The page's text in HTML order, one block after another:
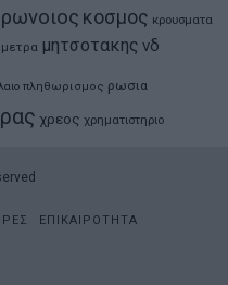
κοσμος κρουσματα
μετρα μητσοτακης νδ
πληθωρισμος ρωσια
χρεος χρηματιστηριο
ΕΠΙΚΑΙΡΟΤΗΤΑ